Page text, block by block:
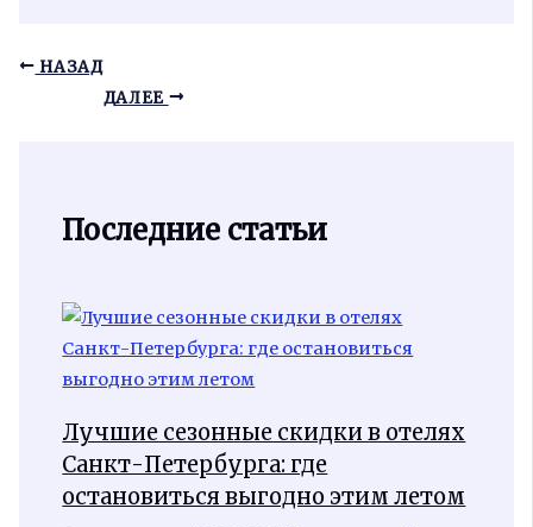
НАЗАД
ДАЛЕЕ
Последние статьи
Лучшие сезонные скидки в отелях
Санкт-Петербурга: где
остановиться выгодно этим летом